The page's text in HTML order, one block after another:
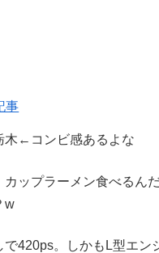
事
木←コンビ感あるよな
カップラーメン食べるん
w
で420ps。しかもL型エ